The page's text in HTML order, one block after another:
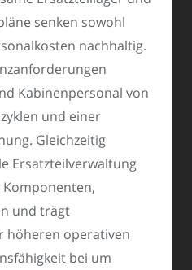
senken sowohl
nachhaltig.
Kabinenpersonal von
und einer
Gleichzeitig
Ersatzteilverwaltung
und trägt
höheren operativen
bei um